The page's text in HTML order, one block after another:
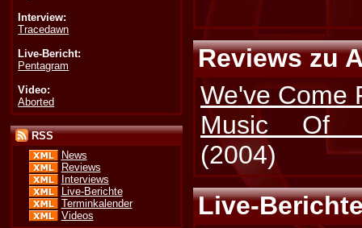
Interview:
Tracedawn
Live-Bericht:
Pentagram
Video:
Aborted
RSS
News
Reviews
Interviews
Live-Berichte
Terminkalender
Videos
Reviews zu
We've Come
Music Of
(2004)
Live-